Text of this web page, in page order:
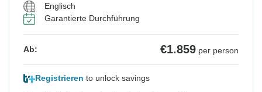
Ähnliche Reisen für dieses Reisedatum
Englisch
Garantierte Durchführung
Ab: €1.859 per person
Registrieren to unlock savings